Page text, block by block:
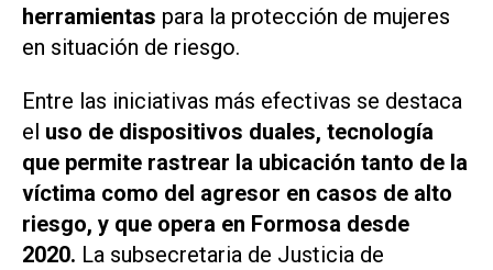
herramientas para la protección de mujeres
en situación de riesgo.
Entre las iniciativas más efectivas se destaca
el uso de dispositivos duales, tecnología
que permite rastrear la ubicación tanto de la
víctima como del agresor en casos de alto
riesgo, y que opera en Formosa desde
2020. La subsecretaria de Justicia de